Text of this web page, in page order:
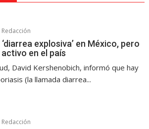
Redacción
explosiva’ en México, pero
en el país
David Kershenobich, informó que hay
(la llamada diarrea...
Redacción